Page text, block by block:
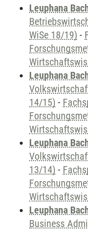
Leuphana
WiSe 18/19) -
Leuphana
14/15) -
Leuphana
13/14) -
Leuphana
Business